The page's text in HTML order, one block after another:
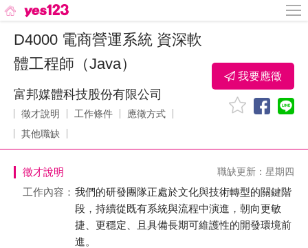
D4000 電商營運系統 資深軟
體工程師（Java）
富邦媒體科技股份有限公司
徵才說明 工作條件
應徵方式
其他職缺
我要應徵
徵才說明 職缺更新：星期四
工作內容： 我們的研發團隊正處於文化與技術轉型的關鍵階
段，持續從既有系統與流程中演進，朝向更敏
捷、更穩定、且具備長期可維護性的開發環境前
進。